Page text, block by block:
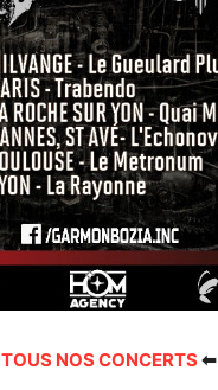
TOUS NOS CONCERTS⬅